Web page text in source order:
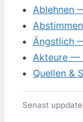
Ablehnen
Ängstlich
Akteure —
Quellen &
Senast